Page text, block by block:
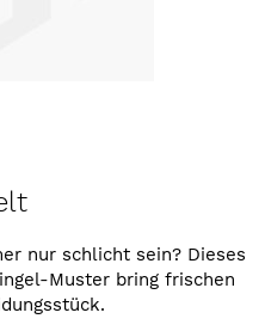
nur schlicht sein? Dieses
Muster bring frischen